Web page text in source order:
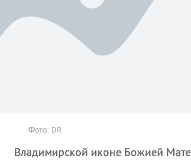
Фото: DR
Владимирской иконе Божией